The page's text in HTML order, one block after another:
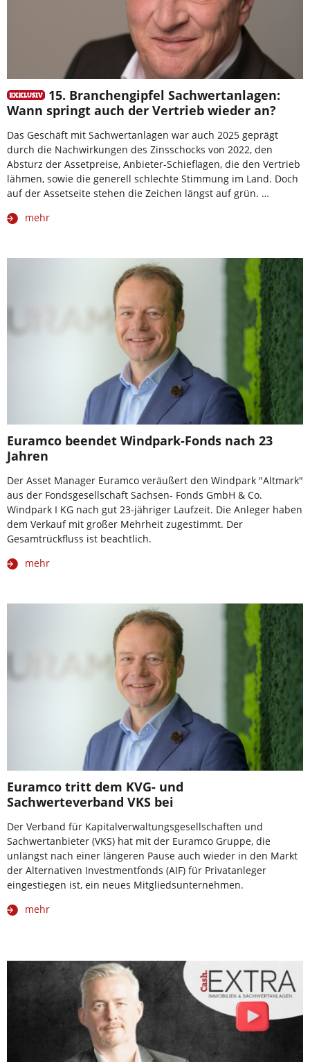
15. Branchengipfel Sachwertanlagen:
Wann springt auch der Vertrieb wieder an?
Das Geschäft mit Sachwertanlagen war auch 2025 geprägt
durch die Nachwirkungen des Zinsschocks von 2022, den
Absturz der Assetpreise, Anbieter-Schieflagen, die den Vertrieb
lähmen, sowie die generell schlechte Stimmung im Land. Doch
auf der Assetseite stehen die Zeichen längst auf grün. …
mehr
Euramco beendet Windpark-Fonds nach 23
Jahren
Der Asset Manager Euramco veräußert den Windpark "Altmark"
aus der Fondsgesellschaft Sachsen- Fonds GmbH & Co.
Windpark I KG nach gut 23-jähriger Laufzeit. Die Anleger haben
dem Verkauf mit großer Mehrheit zugestimmt. Der
Gesamtrückfluss ist beachtlich.
mehr
Euramco tritt dem KVG- und
Sachwerteverband VKS bei
Der Verband für Kapitalverwaltungsgesellschaften und
Sachwertanbieter (VKS) hat mit der Euramco Gruppe, die
unlängst nach einer längeren Pause auch wieder in den Markt
der Alternativen Investmentfonds (AIF) für Privatanleger
eingestiegen ist, ein neues Mitgliedsunternehmen.
mehr